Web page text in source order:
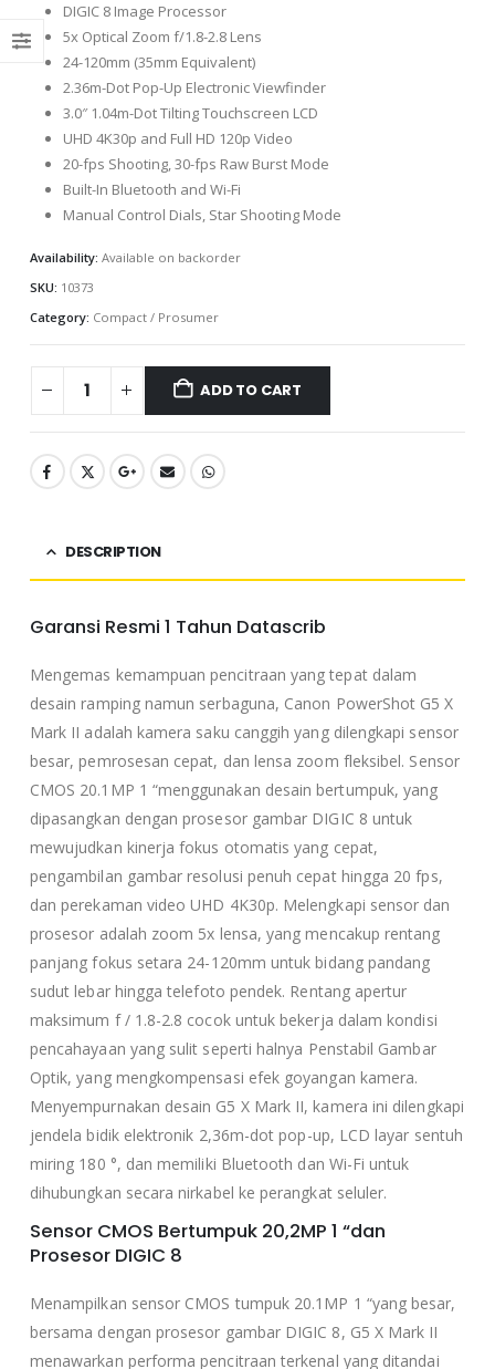
DIGIC 8 Image Processor
5x Optical Zoom f/1.8-2.8 Lens
24-120mm (35mm Equivalent)
2.36m-Dot Pop-Up Electronic Viewfinder
3.0″ 1.04m-Dot Tilting Touchscreen LCD
UHD 4K30p and Full HD 120p Video
20-fps Shooting, 30-fps Raw Burst Mode
Built-In Bluetooth and Wi-Fi
Manual Control Dials, Star Shooting Mode
Availability: Available on backorder
SKU: 10373
Category: Compact / Prosumer
ADD TO CART
DESCRIPTION
Garansi Resmi 1 Tahun Datascrib
Mengemas kemampuan pencitraan yang tepat dalam
desain ramping namun serbaguna, Canon PowerShot G5 X
Mark II adalah kamera saku canggih yang dilengkapi sensor
besar, pemrosesan cepat, dan lensa zoom fleksibel. Sensor
CMOS 20.1MP 1 “menggunakan desain bertumpuk, yang
dipasangkan dengan prosesor gambar DIGIC 8 untuk
mewujudkan kinerja fokus otomatis yang cepat,
pengambilan gambar resolusi penuh cepat hingga 20 fps,
dan perekaman video UHD 4K30p. Melengkapi sensor dan
prosesor adalah zoom 5x lensa, yang mencakup rentang
panjang fokus setara 24-120mm untuk bidang pandang
sudut lebar hingga telefoto pendek. Rentang apertur
maksimum f / 1.8-2.8 cocok untuk bekerja dalam kondisi
pencahayaan yang sulit seperti halnya Penstabil Gambar
Optik, yang mengkompensasi efek goyangan kamera.
Menyempurnakan desain G5 X Mark II, kamera ini dilengkapi
jendela bidik elektronik 2,36m-dot pop-up, LCD layar sentuh
miring 180 °, dan memiliki Bluetooth dan Wi-Fi untuk
dihubungkan secara nirkabel ke perangkat seluler.
Sensor CMOS Bertumpuk 20,2MP 1 “dan
Prosesor DIGIC 8
Menampilkan sensor CMOS tumpuk 20.1MP 1 “yang besar,
bersama dengan prosesor gambar DIGIC 8, G5 X Mark II
menawarkan performa pencitraan terkenal yang ditandai